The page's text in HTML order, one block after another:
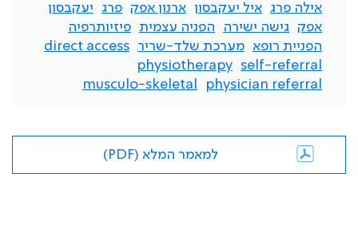
אילה פרג
איל יעקבסון ארנון אפק פרג
יעקבסון
אפק
גישה ישירה הפניה עצמית
פיזיותרפיה
הפניית רופא מערכת שלד-שריר
direct access
self-referral
physiotherapy
physician referral
musculo-skeletal
למאמר המלא (PDF)